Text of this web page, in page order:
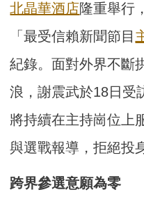
北晶華酒店隆重舉行
「最受信賴新聞節目
紀錄。面對外界不斷
浪，謝震武於18日受
將持續在主持崗位上
與選戰報導，拒絕投
跨界參選意願為零